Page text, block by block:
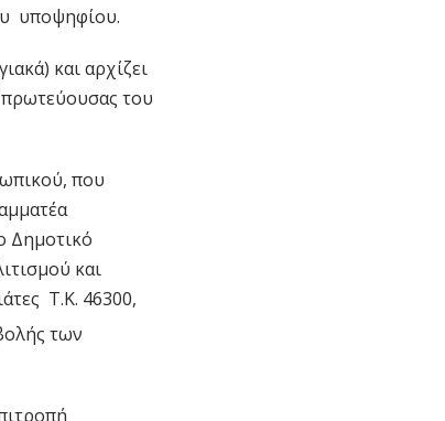
υποψηφίου.
και αρχίζει
του
που
Δημοτικό
και
Τ.Κ. 46300,
των